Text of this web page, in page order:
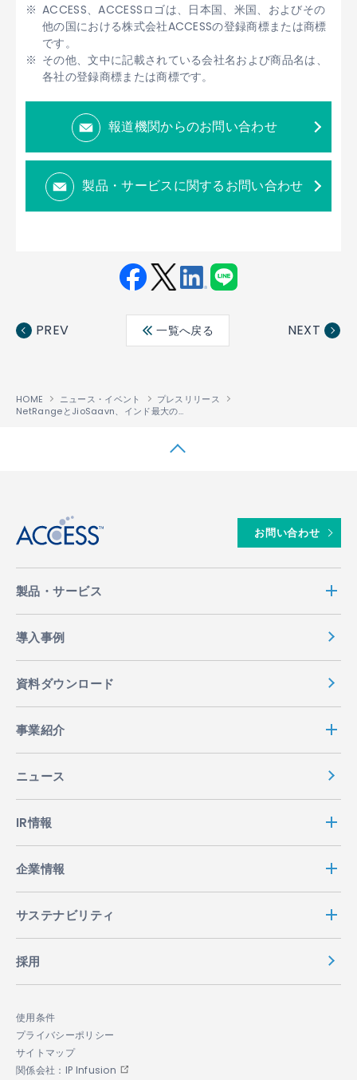
ACCESS、ACCESSロゴは、日本国、米国、およびその
他の国における株式会社ACCESSの登録商標または商標
です。
その他、文中に記載されている会社名および商品名は、
各社の登録商標または商標です。
報道機関からのお問い合わせ
製品・サービスに関するお問い合わせ
ebo ter
edin
PREV 一覧へ戻る NEXT
HOME ニュース・イベント
プレスリリース
NetRangeとJioSaavn、インド最大の音楽配信サービス「JioSaavn」をNetRangeのスマートテレビ向けアプリストアに統合、インドおよびグローバルで提供
お問い合わせ
製品・サービス
導入事例
資料ダウンロード
事業紹介
ニュース
IR情報
企業情報
サステナビリティ
採用
使用条件
プライバシーポリシー
サイトマップ
関係会社：IP Infusion